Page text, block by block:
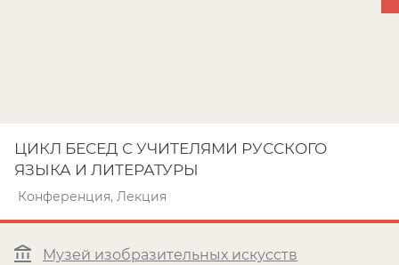
ЦИКЛ БЕСЕД С УЧИТЕЛЯМИ РУССКОГО
ЯЗЫКА И ЛИТЕРАТУРЫ
Конференция, Лекция
Музей изобразительных искусств